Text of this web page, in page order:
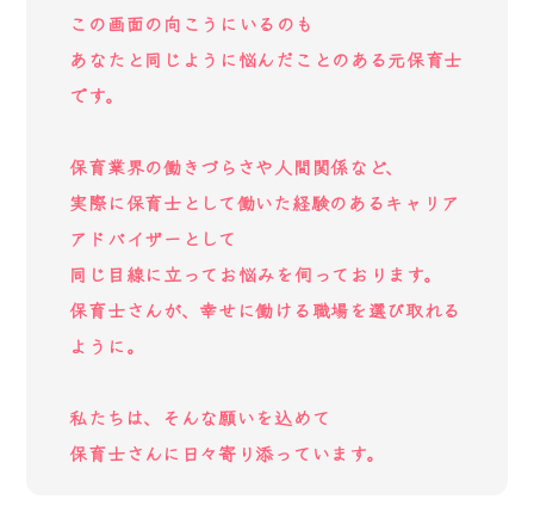
この画面の向こうにいるのも
あなたと同じように悩んだことのある元保育士
です。
保育業界の働きづらさや人間関係など、
実際に保育士として働いた経験のあるキャリア
アドバイザーとして
同じ目線に立ってお悩みを伺っております。
保育士さんが、幸せに働ける職場を選び取れる
ように。
私たちは、そんな願いを込めて
保育士さんに日々寄り添っています。